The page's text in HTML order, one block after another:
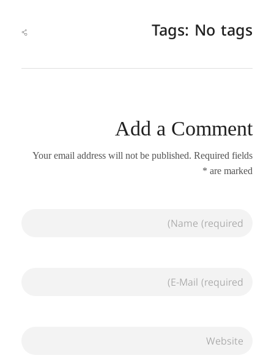
Tags: No tags
Add a Comment
Your email address will not be published. Required fields
are marked *